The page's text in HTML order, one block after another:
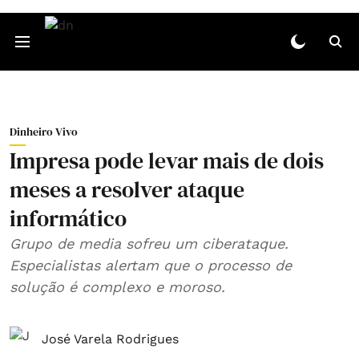
Dinheiro Vivo
Impresa pode levar mais de dois
meses a resolver ataque
informático
Grupo de media sofreu um ciberataque.
Especialistas alertam que o processo de
solução é complexo e moroso.
José Varela Rodrigues